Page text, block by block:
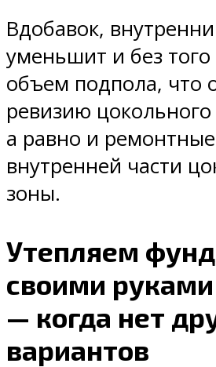
Вдобавок,
уменьшит и без
объем подпола, что
ревизию
а равно и
внутренней части
зоны.
Утепляем
своими
— когда нет
вариантов